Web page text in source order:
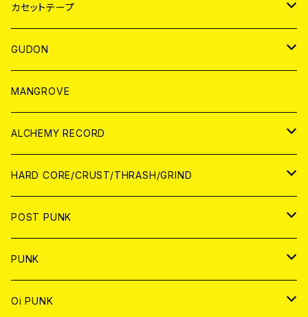
BADGE
JAPAN
WORLD
カセットテープ
JAPAN
WORLD
GUDON
アパレル
PATCH
アナログ
DIGITAL CONTENTS
MANGROVE
ALCHEMY RECORD
CD
ANALOG
HARD CORE/CRUST/THRASH/GRIND
JAPAN
CD
ANALOG
WORLD
CD
POST PUNK
CD
JAPAN
ANALOG
PUNK
JAPAN
Oi PUNK